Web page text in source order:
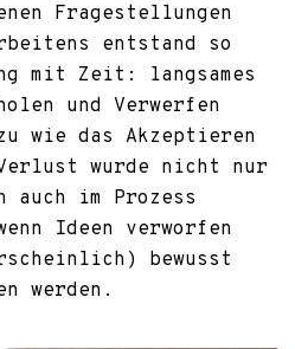
Fragestellungen
entstand so
mit Zeit: langsames
und Verwerfen
wie das Akzeptieren
wurde nicht nur
auch im Prozess
Ideen verworfen
bewusst
werden.